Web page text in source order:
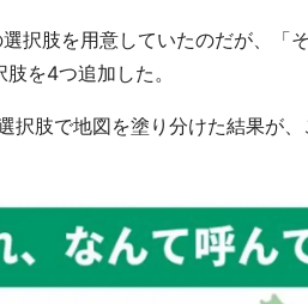
択肢を用意していたのだが、「
を4つ追加した。
肢で地図を塗り分けた結果が、